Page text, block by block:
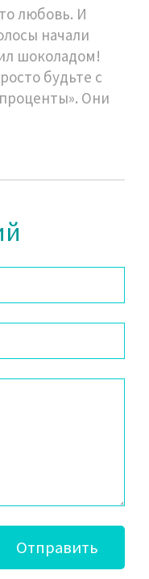
любовь. И
начали
шоколадом!
будьте с
Они
Отправить